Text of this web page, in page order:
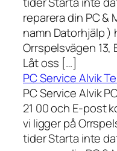
reparera din PC &
namn Datorhjälp )
Orrspelsvägen 13,
Låt oss […]
PC Service Alvik
PC Service Alvik
21 00 och E-post
vi ligger på
tider Starta inte